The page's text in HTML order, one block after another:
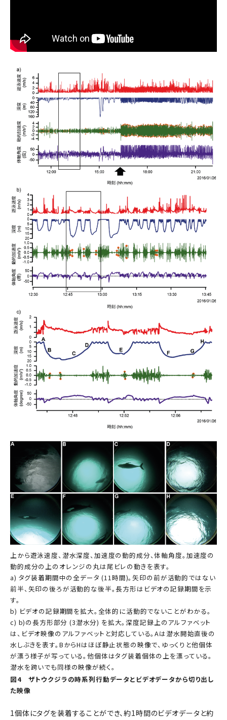
図4 ザトウクジラの時系列行動データとビデオデータから切り出し
た映像
上から遊泳速度、潜水深度、加速度の動的成分、体軸角度。加速度の
動的成分の上のオレンジの丸は尾ビレの動きを表す。
a) タグ装着期間中の全データ (11時間)。矢印の前が活動的ではない
前半、矢印の後ろが活動的な後半。長方形はビデオの記録期間を示
す。
b) ビデオの記録期間を拡大。全体的に活動的でないことがわかる。
c) b)の長方形部分 (3潜水分) を拡大。深度記録上のアルファベット
は、ビデオ映像のアルファベットと対応している。Aは潜水開始直後の
水しぶきを表す。BからHはほぼ静止状態の映像で、ゆっくりと他個体
が漂う様子が写っている。他個体はタグ装着個体の上を漂っている。
潜水を跨いでも同様の映像が続く。
1個体にタグを装着することができ、約1時間のビデオデータと約